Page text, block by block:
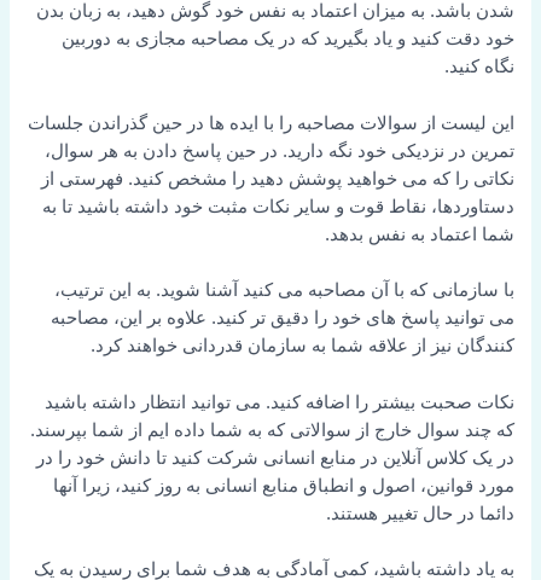
شدن باشد. به میزان اعتماد به نفس خود گوش دهید، به زبان بدن
خود دقت کنید و یاد بگیرید که در یک مصاحبه مجازی به دوربین
نگاه کنید.
این لیست از سوالات مصاحبه را با ایده ها در حین گذراندن جلسات
تمرین در نزدیکی خود نگه دارید. در حین پاسخ دادن به هر سوال،
نکاتی را که می خواهید پوشش دهید را مشخص کنید. فهرستی از
دستاوردها، نقاط قوت و سایر نکات مثبت خود داشته باشید تا به
شما اعتماد به نفس بدهد.
با سازمانی که با آن مصاحبه می کنید آشنا شوید. به این ترتیب،
می توانید پاسخ های خود را دقیق تر کنید. علاوه بر این، مصاحبه
کنندگان نیز از علاقه شما به سازمان قدردانی خواهند کرد.
نکات صحبت بیشتر را اضافه کنید. می توانید انتظار داشته باشید
که چند سوال خارج از سوالاتی که به شما داده ایم از شما بپرسند.
در یک کلاس آنلاین در منابع انسانی شرکت کنید تا دانش خود را در
مورد قوانین، اصول و انطباق منابع انسانی به روز کنید، زیرا آنها
دائما در حال تغییر هستند.
به یاد داشته باشید، کمی آمادگی به هدف شما برای رسیدن به یک